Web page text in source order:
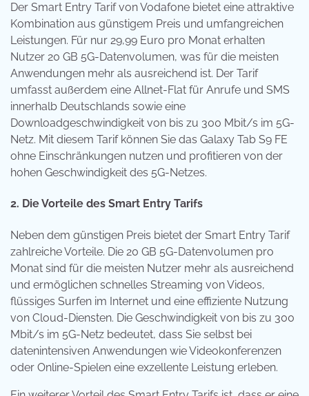
Der Smart Entry Tarif von Vodafone bietet eine attraktive
Kombination aus günstigem Preis und umfangreichen
Leistungen. Für nur 29,99 Euro pro Monat erhalten
Nutzer 20 GB 5G-Datenvolumen, was für die meisten
Anwendungen mehr als ausreichend ist. Der Tarif
umfasst außerdem eine Allnet-Flat für Anrufe und SMS
innerhalb Deutschlands sowie eine
Downloadgeschwindigkeit von bis zu 300 Mbit/s im 5G-
Netz. Mit diesem Tarif können Sie das Galaxy Tab S9 FE
ohne Einschränkungen nutzen und profitieren von der
hohen Geschwindigkeit des 5G-Netzes.
2. Die Vorteile des Smart Entry Tarifs
Neben dem günstigen Preis bietet der Smart Entry Tarif
zahlreiche Vorteile. Die 20 GB 5G-Datenvolumen pro
Monat sind für die meisten Nutzer mehr als ausreichend
und ermöglichen schnelles Streaming von Videos,
flüssiges Surfen im Internet und eine effiziente Nutzung
von Cloud-Diensten. Die Geschwindigkeit von bis zu 300
Mbit/s im 5G-Netz bedeutet, dass Sie selbst bei
datenintensiven Anwendungen wie Videokonferenzen
oder Online-Spielen eine exzellente Leistung erleben.